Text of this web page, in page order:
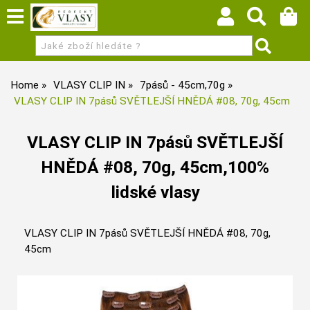
Home VLASY CLIP IN
7pásů - 45cm,70g
VLASY CLIP IN 7pásů SVĚTLEJŠÍ HNĚDÁ #08, 70g, 45cm
VLASY CLIP IN 7pásů SVĚTLEJŠÍ
HNĚDÁ #08, 70g, 45cm,100%
lidské vlasy
VLASY CLIP IN 7pásů SVĚTLEJŠÍ HNĚDÁ #08, 70g,
45cm